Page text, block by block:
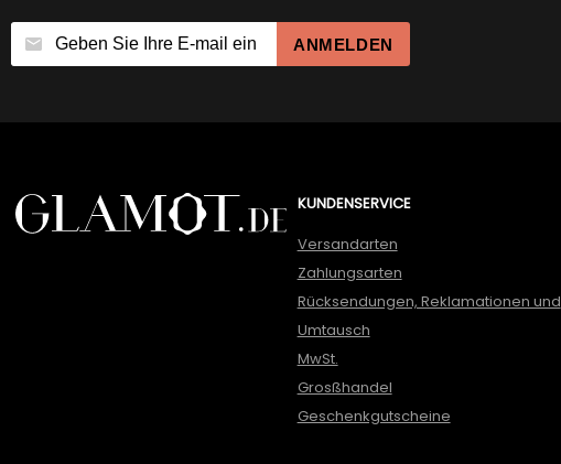
ANMELDEN
KUNDENSERVICE
Versandarten
Zahlungsarten
Rücksendungen, Reklamationen und
Umtausch
MwSt.
Grosßhandel
Geschenkgutscheine